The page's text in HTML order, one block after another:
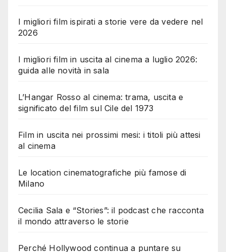
I migliori film ispirati a storie vere da vedere nel
2026
I migliori film in uscita al cinema a luglio 2026:
guida alle novità in sala
L’Hangar Rosso al cinema: trama, uscita e
significato del film sul Cile del 1973
Film in uscita nei prossimi mesi: i titoli più attesi
al cinema
Le location cinematografiche più famose di
Milano
Cecilia Sala e “Stories”: il podcast che racconta
il mondo attraverso le storie
Perché Hollywood continua a puntare su